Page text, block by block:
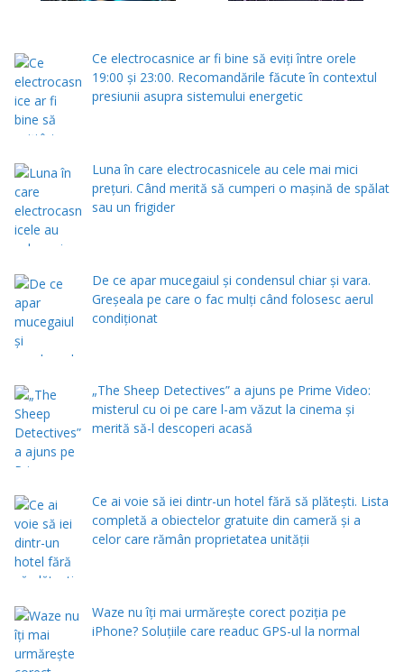
Ce electrocasnice ar fi bine să eviți între orele
19:00 și 23:00. Recomandările făcute în contextul
presiunii asupra sistemului energetic
Luna în care electrocasnicele au cele mai mici
prețuri. Când merită să cumperi o mașină de spălat
sau un frigider
De ce apar mucegaiul și condensul chiar și vara.
Greșeala pe care o fac mulți când folosesc aerul
condiționat
„The Sheep Detectives” a ajuns pe Prime Video:
misterul cu oi pe care l-am văzut la cinema și
merită să-l descoperi acasă
Ce ai voie să iei dintr-un hotel fără să plătești. Lista
completă a obiectelor gratuite din cameră și a
celor care rămân proprietatea unității
Waze nu îți mai urmărește corect poziția pe
iPhone? Soluțiile care readuc GPS-ul la normal